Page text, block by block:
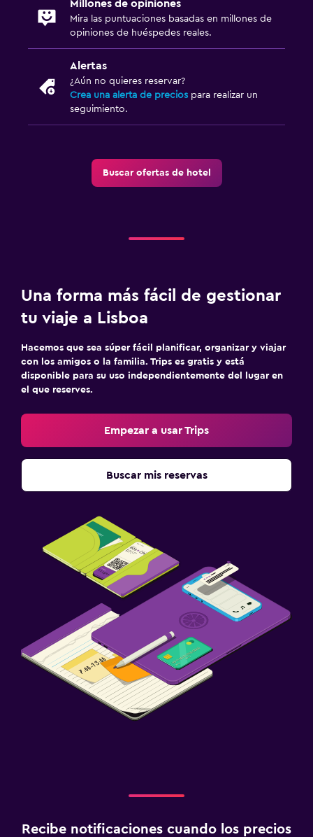
Millones de opiniones
Mira las puntuaciones basadas en millones de
opiniones de huéspedes reales.
Alertas
¿Aún no quieres reservar?
Crea una alerta de precios para realizar un
seguimiento.
Buscar ofertas de hotel
Una forma más fácil de gestionar
tu viaje a Lisboa
Hacemos que sea súper fácil planificar, organizar y viajar
con los amigos o la familia. Trips es gratis y está
disponible para su uso independientemente del lugar en
el que reserves.
Empezar a usar Trips
Buscar mis reservas
Recibe notificaciones cuando los precios